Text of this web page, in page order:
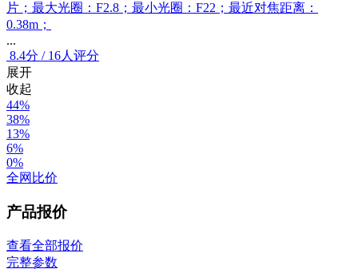
片；最大光圈：F2.8；最小光圈：F22；最近对焦距离：
0.38m；
...
8.4分 / 16人评分
展开
收起
44%
38%
13%
6%
0%
全网比价
产品报价
查看全部报价
完整参数